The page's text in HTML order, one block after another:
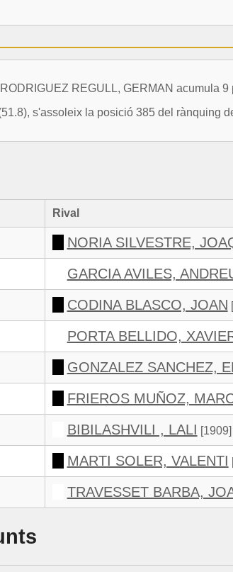
REGULL, GERMAN acumula 9
s'assoleix la posició 385 del rànquing
Rival
NORIA SILVESTRE,
GARCIA AVILES,
CODINA BLASCO, JOAN
PORTA BELLIDO,
GONZALEZ SANCHEZ,
FRIEROS MUÑOZ,
BIBILASHVILI , LALI [1909]
MARTI SOLER, VALENTI
TRAVESSET BARBA,